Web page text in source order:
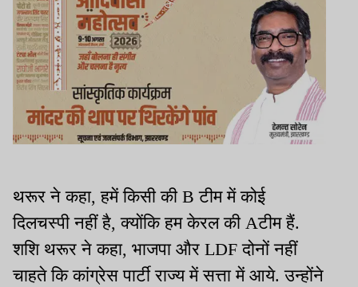
थरूर ने कहा, हमें किसी की B टीम में कोई
दिलचस्पी नहीं है, क्योंकि हम केरल की Aटीम हैं.
शशि थरूर ने कहा, भाजपा और LDF दोनों नहीं
चाहते कि कांग्रेस पार्टी राज्य में सत्ता में आये. उन्होंने